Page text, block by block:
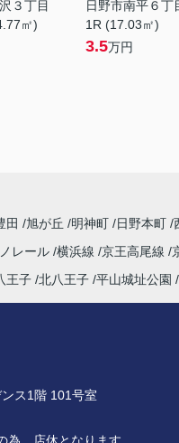
３丁目
㎡)
日野市南平６丁
1R (17.03㎡)
3.5万円
田 旭が丘 明神町 日野本町
レール 横浜線 京王高尾線
王子 北八王子 平山城址公園
ス1階 101号室